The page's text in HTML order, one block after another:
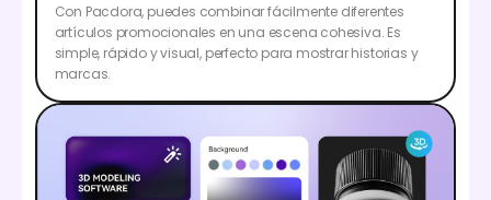
Con Pacdora, puedes combinar fácilmente diferentes
artículos promocionales en una escena cohesiva. Es
simple, rápido y visual, perfecto para mostrar historias y
marcas.